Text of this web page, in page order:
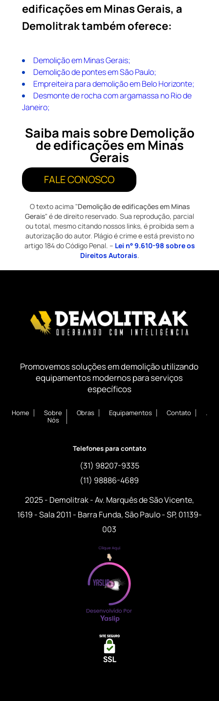
edificações em Minas Gerais, a
Demolitrak também oferece:
Demolição em Minas Gerais;
Demolição de pontes em São Paulo;
Empreiteira para demolição em Belo Horizonte;
Desmonte de rocha com argamassa no Rio de
Janeiro;
Saiba mais sobre Demolição
de edificações em Minas
Gerais
FALE CONOSCO
O texto acima "Demolição de edificações em Minas
Gerais" é de direito reservado. Sua reprodução, parcial
ou total, mesmo citando nossos links, é proibida sem a
autorização do autor. Plágio é crime e está previsto no
artigo 184 do Código Penal. – Lei n° 9.610-98 sobre os
Direitos Autorais.
Promovemos soluções em demolição utilizando
equipamentos modernos para serviços
específicos
Home
Sobre
Nós
Obras Equipamentos Contato .
Telefones para contato
(31) 98207-9335
(11) 98886-4689
2025 - Demolitrak - Av. Marquês de São Vicente,
1619 - Sala 2011 - Barra Funda, São Paulo - SP, 01139-
003